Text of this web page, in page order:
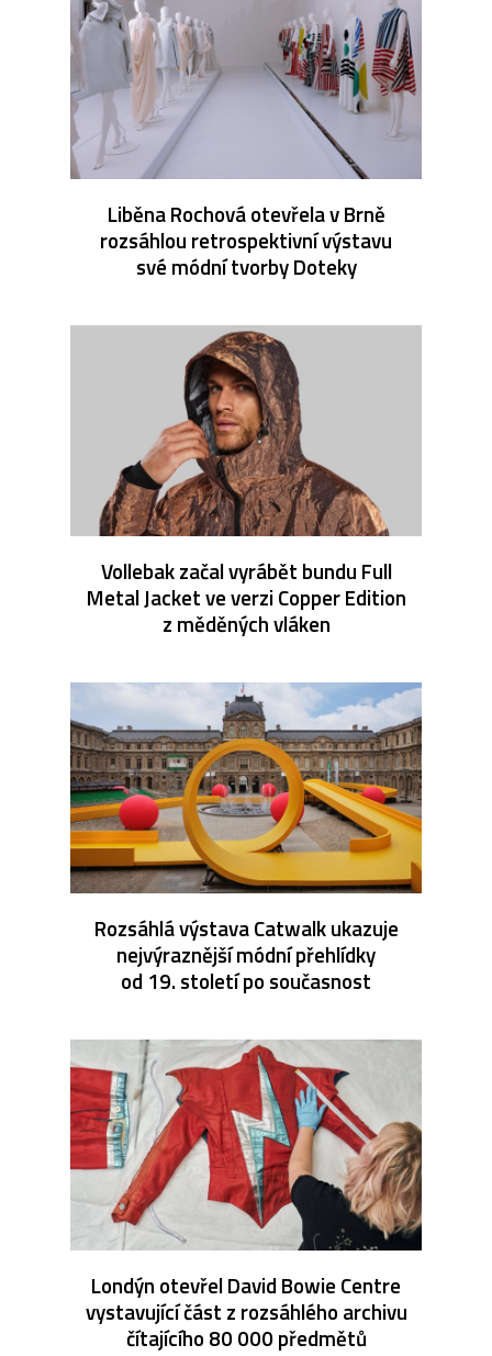
Liběna Rochová otevřela v Brně
rozsáhlou retrospektivní výstavu
své módní tvorby Doteky
Vollebak začal vyrábět bundu Full
Metal Jacket ve verzi Copper Edition
z měděných vláken
Rozsáhlá výstava Catwalk ukazuje
nejvýraznější módní přehlídky
od 19. století po současnost
Londýn otevřel David Bowie Centre
vystavující část z rozsáhlého archivu
čítajícího 80 000 předmětů